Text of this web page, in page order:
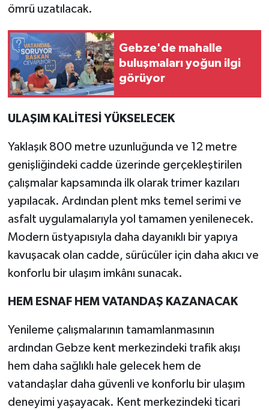
ömrü uzatılacak.
Gebze'de mahalle
buluşmaları yoğun ilgi
görüyor
ULAŞIM KALİTESİ YÜKSELECEK
Yaklaşık 800 metre uzunluğunda ve 12 metre
genişliğindeki cadde üzerinde gerçekleştirilen
çalışmalar kapsamında ilk olarak trimer kazıları
yapılacak. Ardından plent mks temel serimi ve
asfalt uygulamalarıyla yol tamamen yenilenecek.
Modern üstyapısıyla daha dayanıklı bir yapıya
kavuşacak olan cadde, sürücüler için daha akıcı ve
konforlu bir ulaşım imkânı sunacak.
HEM ESNAF HEM VATANDAŞ KAZANACAK
Yenileme çalışmalarının tamamlanmasının
ardından Gebze kent merkezindeki trafik akışı
hem daha sağlıklı hale gelecek hem de
vatandaşlar daha güvenli ve konforlu bir ulaşım
deneyimi yaşayacak. Kent merkezindeki ticari